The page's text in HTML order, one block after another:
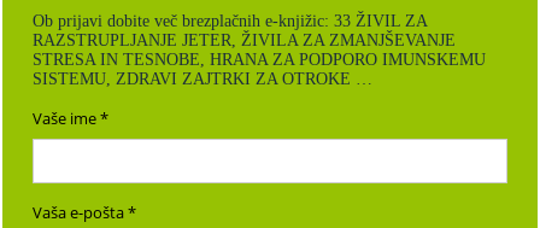
PODPORO IMUNSKEMU SISTEMU, ZDRAVI ZAJTRKI
ZA OTROKE, KURKUMA: NJENE ZDRAVILNE
LASTNOSTI in RECEPTI ZA VSAK DAN.
podatkovnajdete tukaj
Ob prijavi dobite več brezplačnih e-knjižic: 33 ŽIVIL ZA
RAZSTRUPLJANJE JETER, ŽIVILA ZA ZMANJŠEVANJE
STRESA IN TESNOBE, HRANA ZA PODPORO IMUNSKEMU
SISTEMU, ZDRAVI ZAJTRKI ZA OTROKE …
Vaše ime
Vaša e-pošta